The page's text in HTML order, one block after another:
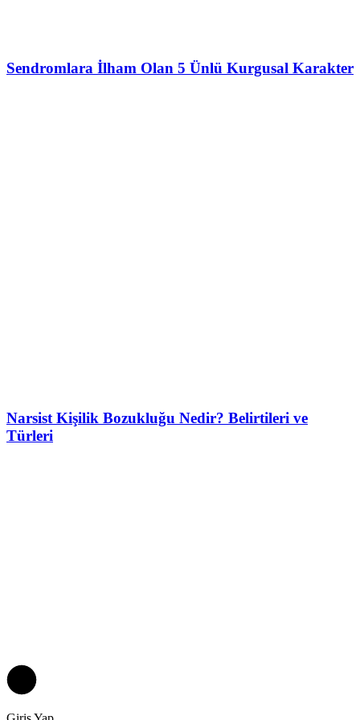
Sendromlara İlham Olan 5 Ünlü Kurgusal Karakter
Narsist Kişilik Bozukluğu Nedir? Belirtileri ve
Türleri